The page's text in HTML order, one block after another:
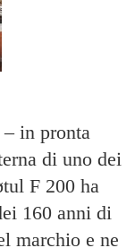
in pronta
di uno dei
F 200 ha
160 anni di
marchio e ne